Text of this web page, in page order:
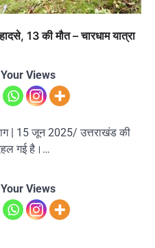
13 की मौत – चारधाम यात्रा
Views
| 15 जून 2025/ उत्तराखंड की
गई है।…
Views